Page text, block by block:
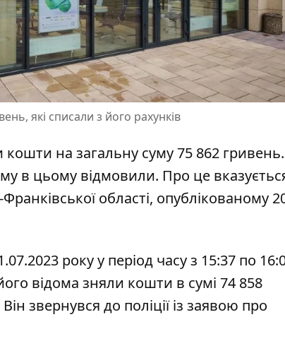
які списали з його рахунків
кошти на загальну суму 75 862 гривень.
в цьому відмовили. Про це
області, опублікованому
року у період часу з 15:37 по
відома зняли кошти в сумі 74 858
звернувся до поліції із заявою про